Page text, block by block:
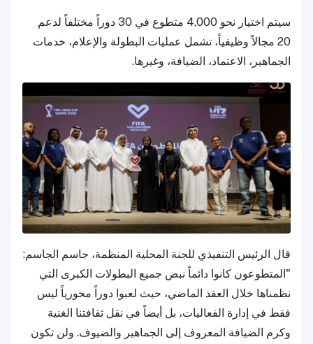
سيتم اختيار نحو 4,000 متطوع في 30 دوراً مختلفاً لدعم
20 مجالاً وظيفياً، تشمل عمليات البطولة والإعلام، خدمات
الجماهير، الاعتماد، الضيافة، وغيرها.
قال الرئيس التنفيذي للجنة المحلية المنظمة، جاسم الجاسم:
"المتطوعون كانوا دائماً نبض جميع البطولات الكبرى التي
نظمناها خلال العقد الماضي، حيث لعبوا دوراً محورياً ليس
فقط في إدارة الفعاليات، بل أيضاً في نقل ثقافتنا الغنية
وكرم الضيافة المعروف إلى الجماهير والضيوف. ولن تكون